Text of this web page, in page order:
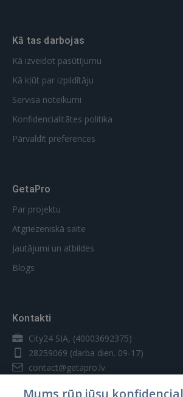
Kā tas darbojas
Kā izveidot pasūtījumu
Kā kļūt par izpildītāju
Servisa noteikumi
Konfidencialitātes politika
Pārvaldīt preferences
GetaPro
Par projektu
Atgriezeniskā saite
Jautājumi un atbildes
Blogs
Kontakti
City24 SIA, (40003692375)
28259069 (darba dien. 09-17)
contact@getapro.lv
Mums rūp jūsu